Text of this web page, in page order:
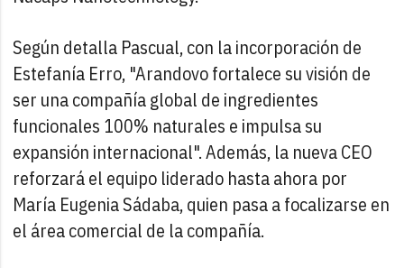
Según detalla Pascual, con la incorporación de
Estefanía Erro, "Arandovo fortalece su visión de
ser una compañía global de ingredientes
funcionales 100% naturales e impulsa su
expansión internacional". Además, la nueva CEO
reforzará el equipo liderado hasta ahora por
María Eugenia Sádaba, quien pasa a focalizarse en
el área comercial de la compañía.